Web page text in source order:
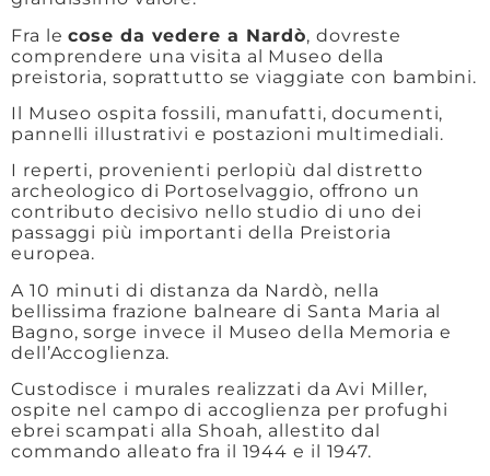
Fra lecose da vedere a Nardò, dovreste
comprendere una visita al Museo della
preistoria, soprattutto se viaggiate con bambini.
Il Museo ospita fossili, manufatti, documenti,
pannelli illustrativi e postazioni multimediali.
I reperti, provenienti perlopiù dal distretto
archeologico di Portoselvaggio, offrono un
contributo decisivo nello studio di uno dei
passaggi più importanti della Preistoria
europea.
A 10 minuti di distanza da Nardò, nella
bellissima frazione balneare di Santa Maria al
Bagno, sorge invece il Museo della Memoria e
dell’Accoglienza.
Custodisce i murales realizzati da Avi Miller,
ospite nel campo di accoglienza per profughi
ebrei scampati alla Shoah, allestito dal
commando alleato fra il 1944 e il 1947.